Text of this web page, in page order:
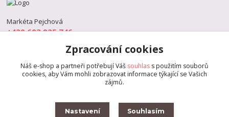
Markéta Pejchová
+420 603 925 746
info@s-dance.cz
Zpracování cookies
Náš e-shop a partneři potřebují Váš souhlas s použitím souborů
cookies, aby Vám mohli zobrazovat informace týkající se Vašich
zájmů.
Nastavení Souhlasím